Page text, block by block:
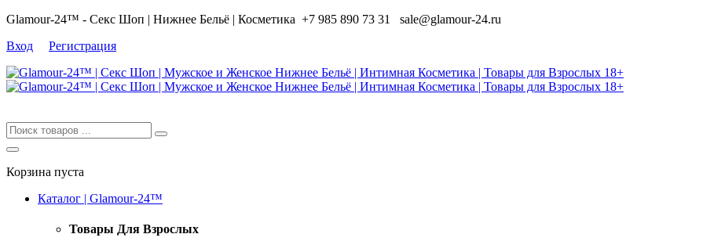
Glamour-24™ - Секс Шоп | Нижнее Бельё | Косметика +7 985 890 73 31 sale@glamour-24.ru
Вход
Регистрация
Корзина пуста
Каталог | Glamour-24™
Товары Для Взрослых